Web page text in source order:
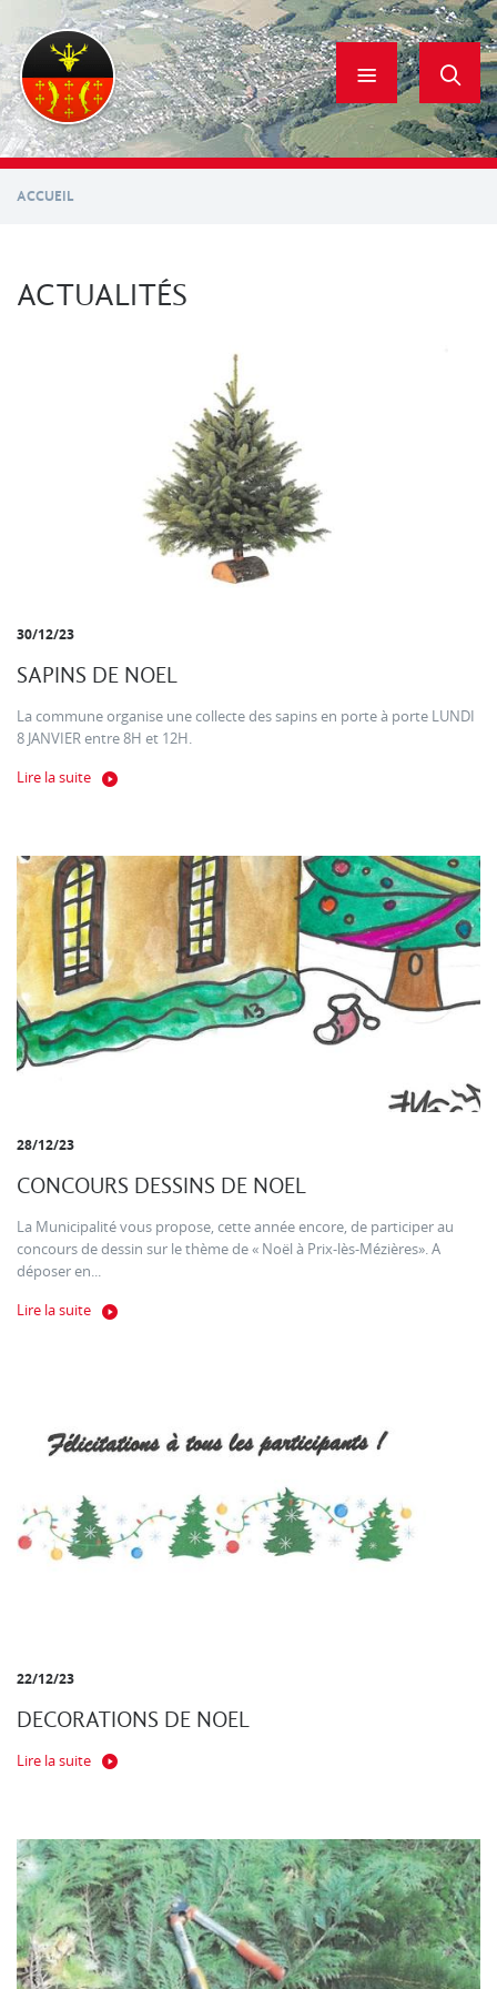
contenu
principal
ACCUEIL
ACTUALITÉS
30/12/23
SAPINS DE NOEL
La commune organise une collecte des sapins en porte à porte LUNDI
8 JANVIER entre 8H et 12H.
Lire la suite
28/12/23
CONCOURS DESSINS DE NOEL
La Municipalité vous propose, cette année encore, de participer au
concours de dessin sur le thème de « Noël à Prix-lès-Mézières». A
déposer en...
Lire la suite
22/12/23
DECORATIONS DE NOEL
Lire la suite